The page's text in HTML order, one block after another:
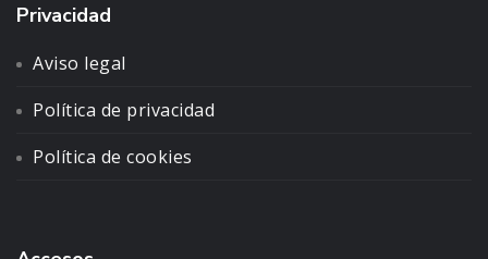
Privacidad
Aviso legal
Política de privacidad
Política de cookies